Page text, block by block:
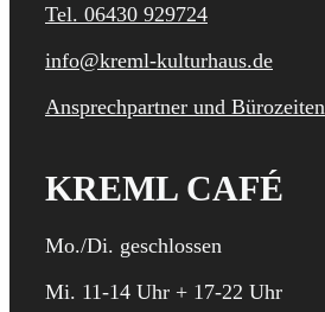
Tel. 06430 929724
info@kreml-kulturhaus.de
Ansprechpartner und Bürozeiten
KREML CAFÉ
Mo./Di. geschlossen
Mi. 11-14 Uhr + 17-22 Uhr